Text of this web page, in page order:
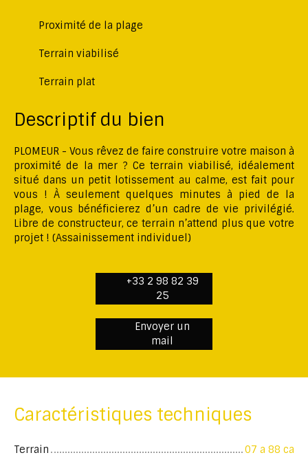
Proximité de la plage
Terrain viabilisé
Terrain plat
Descriptif du bien
PLOMEUR - Vous rêvez de faire construire votre maison à
proximité de la mer ? Ce terrain viabilisé, idéalement
situé dans un petit lotissement au calme, est fait pour
vous ! À seulement quelques minutes à pied de la
plage, vous bénéficierez d’un cadre de vie privilégié.
Libre de constructeur, ce terrain n’attend plus que votre
projet ! (Assainissement individuel)
+33 2 98 82 39
25
Envoyer un
mail
Caractéristiques techniques
Terrain
07 a 88 ca